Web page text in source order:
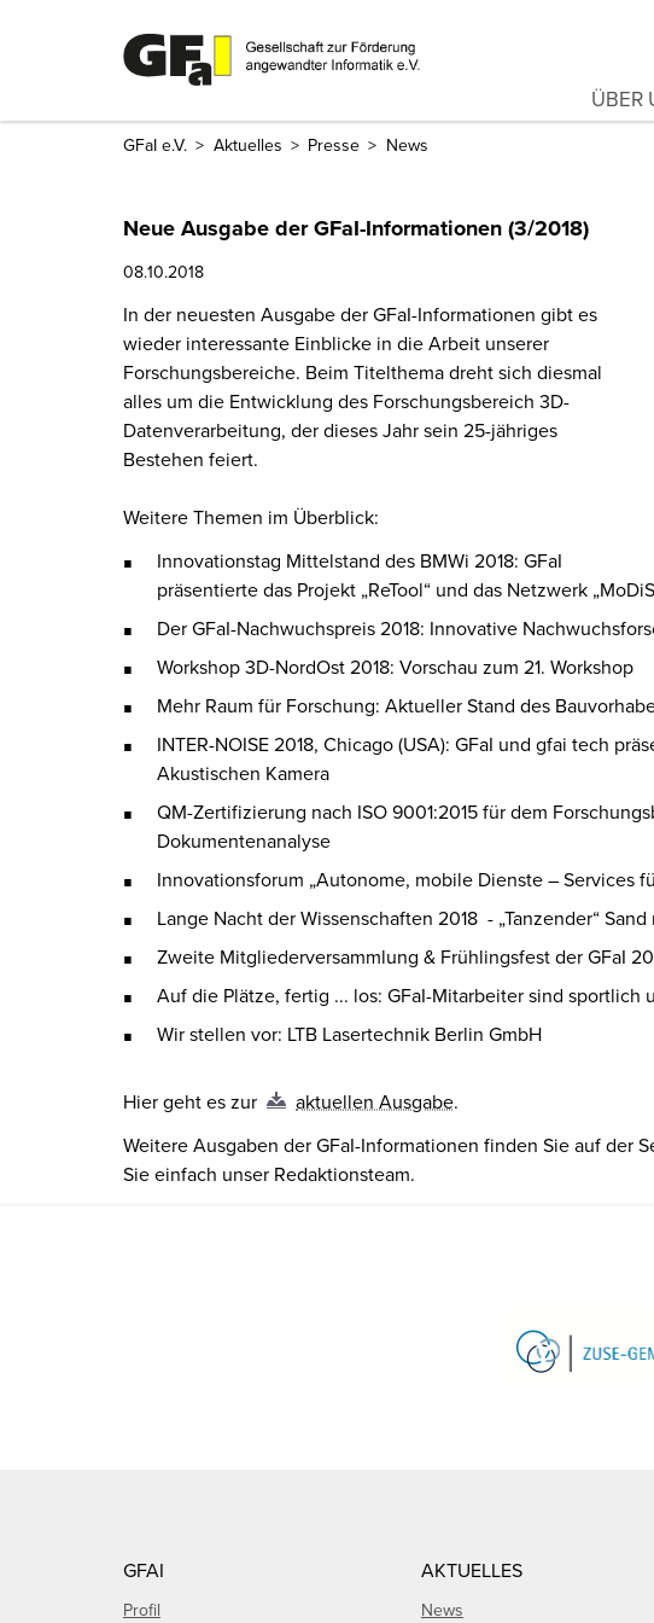
ÜBER
GFaI e.V. Aktuelles Presse News
Neue Ausgabe der GFaI-Informationen (3/2018)
08.10.2018
In der neuesten Ausgabe der GFaI-Informationen gibt es
wieder interessante Einblicke in die Arbeit unserer
Forschungsbereiche. Beim Titelthema dreht sich diesmal
alles um die Entwicklung des Forschungsbereich 3D-
Datenverarbeitung, der dieses Jahr sein 25-jähriges
Bestehen feiert.
Weitere Themen im Überblick:
Innovationstag Mittelstand des BMWi 2018: GFaI
präsentierte das Projekt „ReTool“ und das Netzwerk
Der GFaI-Nachwuchspreis 2018: Innovative
Workshop 3D-NordOst 2018: Vorschau zum 21. Workshop
Mehr Raum für Forschung: Aktueller Stand des
INTER-NOISE 2018, Chicago (USA): GFaI und gfai tech
Akustischen Kamera
QM-Zertifizierung nach ISO 9001:2015 für dem
Dokumentenanalyse
Innovationsforum „Autonome, mobile Dienste – Services
Lange Nacht der Wissenschaften 2018 - „Tanzender“
Zweite Mitgliederversammlung & Frühlingsfest der GFaI
Auf die Plätze, fertig ... los: GFaI-Mitarbeiter sind sportlich
Wir stellen vor: LTB Lasertechnik Berlin GmbH
Hier geht es zur aktuellen Ausgabe.
Weitere Ausgaben der GFaI-Informationen finden Sie auf der
Sie einfach unser Redaktionsteam.
GFAI
Profil
AKTUELLES
News